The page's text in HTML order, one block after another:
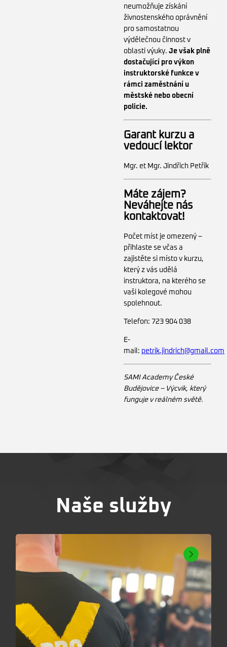
neumožňuje získání
živnostenského oprávnění
pro samostatnou
výdělečnou činnost v
oblasti výuky. Je však plně
dostačující pro výkon
instruktorské funkce v
rámci zaměstnání u
městské nebo obecní
policie.
Garant kurzu a
vedoucí lektor
Mgr. et Mgr. Jindřich Petřík
Máte zájem?
Neváhejte nás
kontaktovat!
Počet míst je omezený –
přihlaste se včas a
zajistěte si místo v kurzu,
který z vás udělá
instruktora, na kterého se
vaši kolegové mohou
spolehnout.
Telefon: 723 904 038
E-
mail: petrik.jindrich@gmail.com
SAMI Academy České
Budějovice – Výcvik, který
funguje v reálném světě.
Naše služby